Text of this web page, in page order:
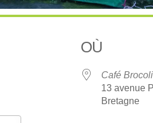
OÙ
Café Brocoli
13 avenue
Bretagne